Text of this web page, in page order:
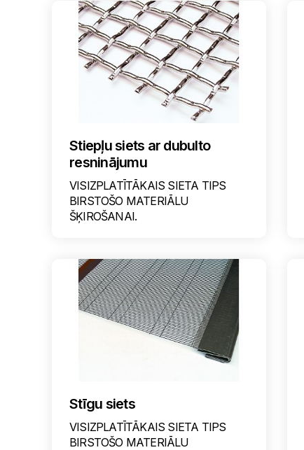
Stiepļu siets ar dubulto
resninājumu
VISIZPLATĪTĀKAIS SIETA TIPS
BIRSTOŠO MATERIĀLU
ŠĶIROŠANAI.
Stīgu siets
VISIZPLATĪTĀKAIS SIETA TIPS
BIRSTOŠO MATERIĀLU